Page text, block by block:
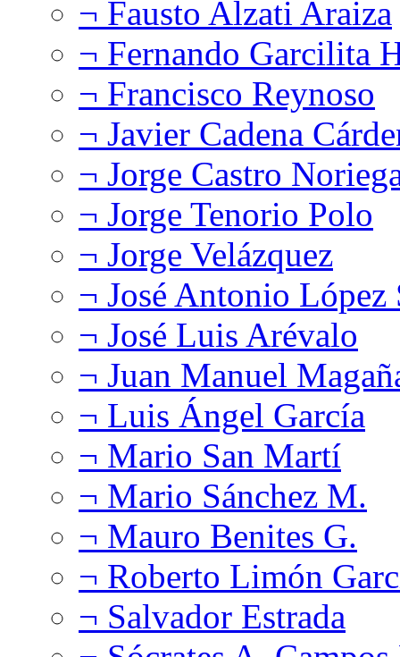
¬ Fausto Alzati Araiza
¬ Fernando Garcilita
¬ Francisco Reynoso
¬ Javier Cadena
¬ Jorge Castro
¬ Jorge Tenorio Polo
¬ Jorge Velázquez
¬ José Antonio López
¬ José Luis Arévalo
¬ Juan Manuel
¬ Luis Ángel García
¬ Mario San Martí
¬ Mario Sánchez M.
¬ Mauro Benites G.
¬ Roberto Limón
¬ Salvador Estrada